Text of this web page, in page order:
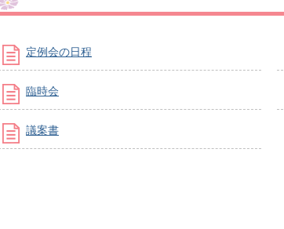
定例会の日程
臨時会
議案書